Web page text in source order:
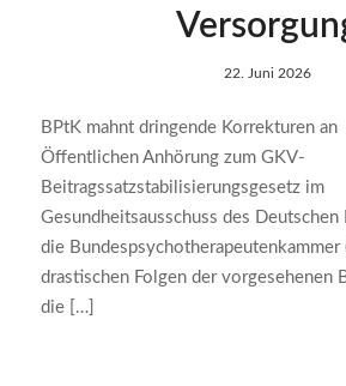
22. Juni 2026
BPtK mahnt dringende Korrekturen
Öffentlichen Anhörung zum GKV-
Beitragssatzstabilisierungsgesetz im
Gesundheitsausschuss des Deutschen
die Bundespsychotherapeutenkammer
drastischen Folgen der vorgesehenen
die […]